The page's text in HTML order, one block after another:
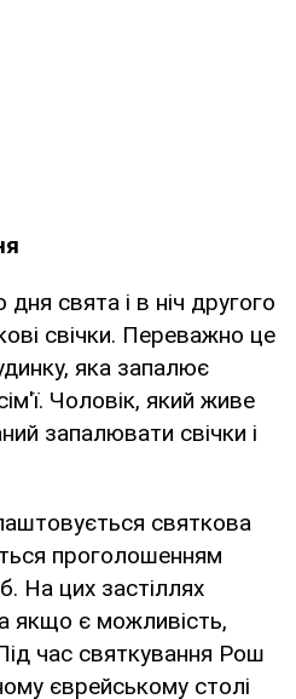
свята і в ніч другого
свічки. Переважно це
яка запалює
Чоловік, який живе
запалювати свічки і
святкова
проголошенням
На цих застіллях
якщо є можливість,
час святкування Рош
єврейському столі